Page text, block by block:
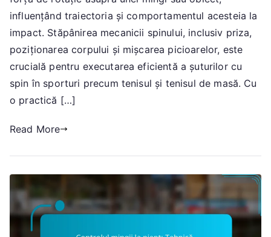
Tehnica,
Pozitionare
influențând traiectoria și comportamentul acesteia la
impact. Stăpânirea mecanicii spinului, inclusiv priza,
poziționarea corpului și mișcarea picioarelor, este
crucială pentru executarea eficientă a șuturilor cu
spin în sporturi precum tenisul și tenisul de masă. Cu
o practică […]
Read More